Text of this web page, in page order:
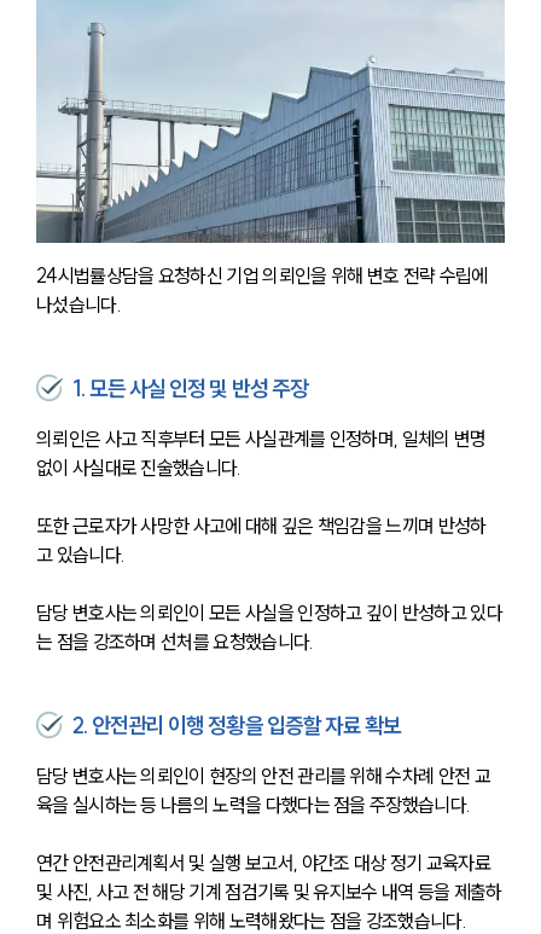
24시법률상담을 요청하신 기업 의뢰인을 위해 변호 전략 수립에
나섰습니다.
1. 모든 사실 인정 및 반성 주장
의뢰인은 사고 직후부터 모든 사실관계를 인정하며, 일체의 변명
없이 사실대로 진술했습니다.
또한 근로자가 사망한 사고에 대해 깊은 책임감을 느끼며 반성하
고 있습니다.
담당 변호사는 의뢰인이 모든 사실을 인정하고 깊이 반성하고 있다
는 점을 강조하며 선처를 요청했습니다.
2. 안전관리 이행 정황을 입증할 자료 확보
담당 변호사는 의뢰인이 현장의 안전 관리를 위해 수차례 안전 교
육을 실시하는 등 나름의 노력을 다했다는 점을 주장했습니다.
연간 안전관리계획서 및 실행 보고서, 야간조 대상 정기 교육자료
및 사진, 사고 전 해당 기계 점검기록 및 유지보수 내역 등을 제출하
며 위험요소 최소화를 위해 노력해왔다는 점을 강조했습니다.